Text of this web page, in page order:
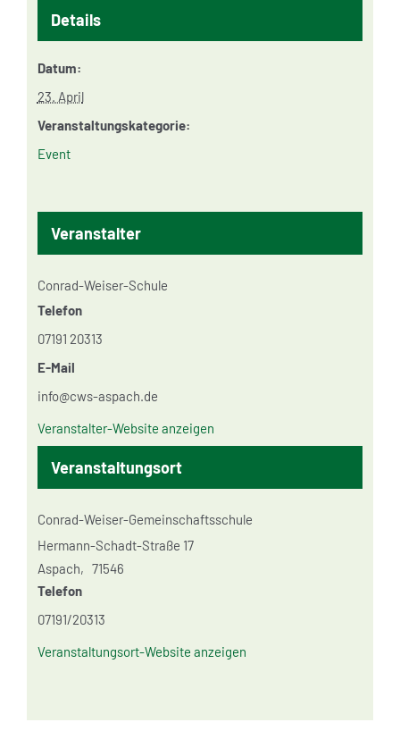
Details
Datum:
23. April
Veranstaltungskategorie:
Event
Veranstaltungsort
Conrad-Weiser-Gemeinschaftsschule
Hermann-Schadt-Straße 17
Aspach, 71546
Telefon
07191/20313
Veranstaltungsort-Website anzeigen
Veranstalter
Conrad-Weiser-Schule
Telefon
07191 20313
E-Mail
info@cws-aspach.de
Veranstalter-Website anzeigen